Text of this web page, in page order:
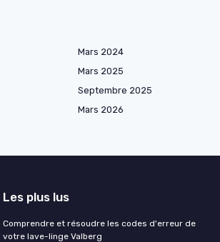
Mars 2024
Mars 2025
Septembre 2025
Mars 2026
Les plus lus
Comprendre et résoudre les codes d'erreur de
votre lave-linge Valberg